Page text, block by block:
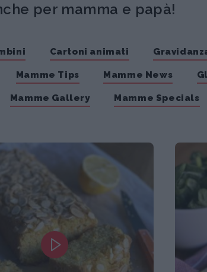
per mamma e papà!
Cartoni animati
Mamme Tips Mamme News
Mamme Gallery Mamme Specials